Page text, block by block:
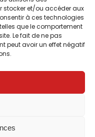
stocker et/ou accéder aux
à ces technologies
que le comportement
Le fait de ne pas
peut avoir un effet négatif